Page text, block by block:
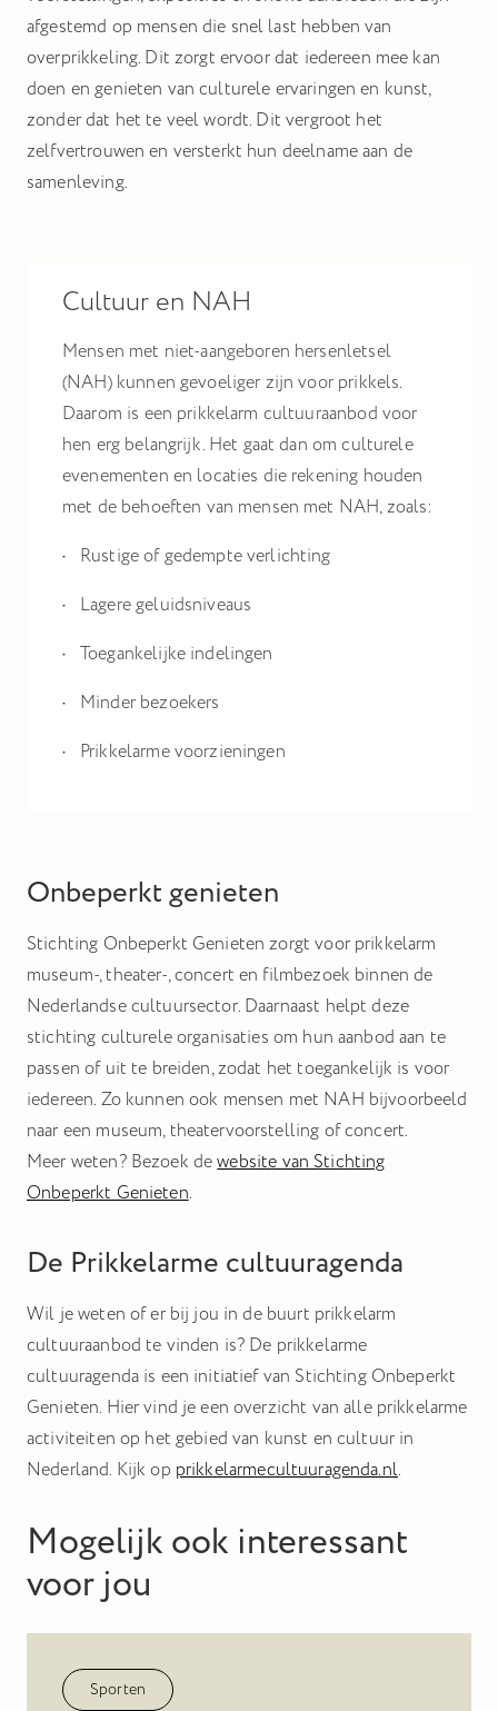
afgestemd op mensen die snel last hebben van
overprikkeling. Dit zorgt ervoor dat iedereen mee kan
doen en genieten van culturele ervaringen en kunst,
zonder dat het te veel wordt. Dit vergroot het
zelfvertrouwen en versterkt hun deelname aan de
samenleving.
Cultuur en NAH
Mensen met niet-aangeboren hersenletsel
(NAH) kunnen gevoeliger zijn voor prikkels.
Daarom is een prikkelarm cultuuraanbod voor
hen erg belangrijk. Het gaat dan om culturele
evenementen en locaties die rekening houden
met de behoeften van mensen met NAH, zoals:
Rustige of gedempte verlichting
Lagere geluidsniveaus
Toegankelijke indelingen
Minder bezoekers
Prikkelarme voorzieningen
Onbeperkt genieten
Stichting Onbeperkt Genieten zorgt voor prikkelarm
museum-, theater-, concert en filmbezoek binnen de
Nederlandse cultuursector. Daarnaast helpt deze
stichting culturele organisaties om hun aanbod aan te
passen of uit te breiden, zodat het toegankelijk is voor
iedereen. Zo kunnen ook mensen met NAH bijvoorbeeld
naar een museum, theatervoorstelling of concert.
Meer weten? Bezoek dewebsite van Stichting
Onbeperkt Genieten.
De Prikkelarme cultuuragenda
Wil je weten of er bij jou in de buurt prikkelarm
cultuuraanbod te vinden is? De prikkelarme
cultuuragenda is een initiatief van Stichting Onbeperkt
Genieten. Hier vind je een overzicht van alle prikkelarme
activiteiten op het gebied van kunst en cultuur in
Nederland. Kijk opprikkelarmecultuuragenda.nl.
Mogelijk ook interessant
voor jou
Sporten
Hiermee kunnen we u relevante advertenties tonen op
websites en apps van derden, zoals Facebook en Instagram.
Het uitschakelen van bepaalde cookies kan
ervoor zorgen dat gerelateerde functionaliteit
niet goed werkt. U kunt uw voorkeuren op elk
moment wijzigen.
Accepteer alle cookies
Bewaar voorkeuren